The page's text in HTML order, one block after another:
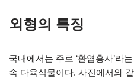
외형의 특징
국내에서는 주로 ‘환엽홍사’라
속 다육식물이다. 사진에서와